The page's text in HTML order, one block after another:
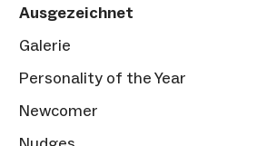
Ausgezeichnet
Galerie
Personality of the Year
Newcomer